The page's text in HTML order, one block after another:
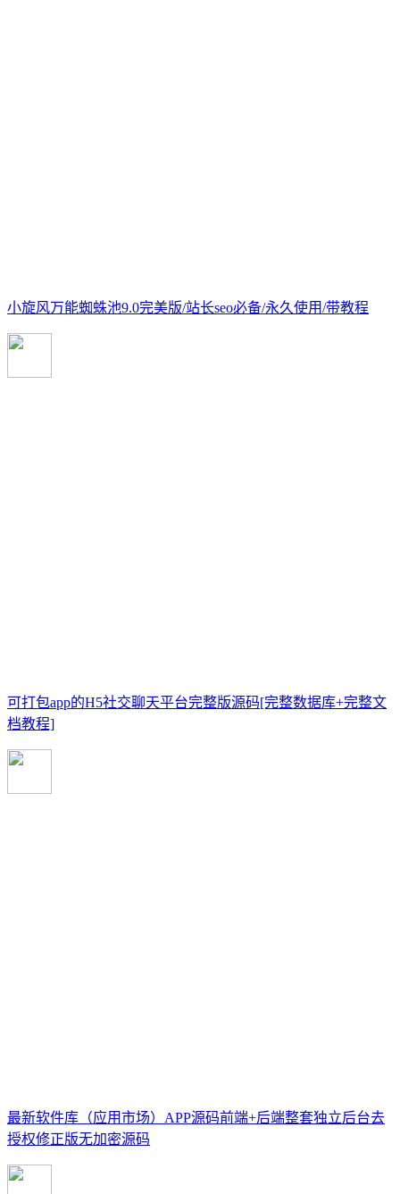
小旋风万能蜘蛛池9.0完美版/站长seo必备/永久使用/带教程
可打包app的H5社交聊天平台完整版源码[完整数据库+完整文
档教程]
最新软件库（应用市场）APP源码前端+后端整套独立后台去
授权修正版无加密源码